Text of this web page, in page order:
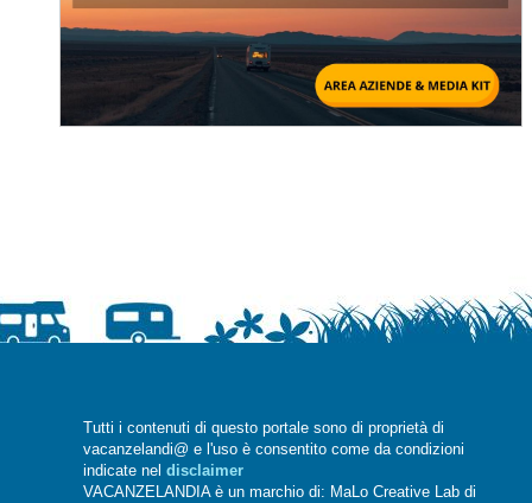
Tutti i contenuti di questo portale sono di proprietà di
vacanzelandi@ e l'uso è consentito come da condizioni
indicate nel disclaimer
VACANZELANDIA è un marchio di: MaLo Creative Lab di